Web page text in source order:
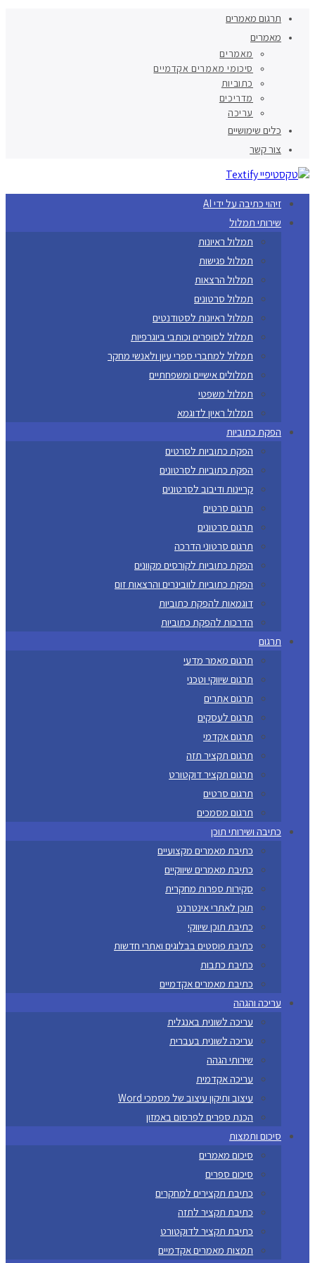
תרגום מאמרים
מאמרים
מאמרים
סיכומי מאמרים אקדמיים
כתוביות
מדריכים
עריכה
כלים שימושיים
צור קשר
זיהוי כתיבה על ידי AI
שירותי תמלול
תמלול ראיונות
תמלול פגישות
תמלול הרצאות
תמלול סרטונים
תמלול ראיונות לסטודנטים
תמלול לסופרים וכותבי ביוגרפיות
תמלול למחברי ספרי עיון ולאנשי מחקר
תמלולים אישיים ומשפחתיים
תמלול משפטי
תמלול ראיון לדוגמא
הפקת כתוביות
הפקת כתוביות לסרטים
הפקת כתוביות לסרטונים
קריינות ודיבוב לסרטונים
תרגום סרטים
תרגום סרטונים
תרגום סרטוני הדרכה
הפקת כתוביות לקורסים מקוונים
הפקת כתוביות לוובינרים והרצאות זום
דוגמאות להפקת כתוביות
הדרכות להפקת כתוביות
תרגום
תרגום מאמר מדעי
תרגום שיווקי וטכני
תרגום אתרים
תרגום לעסקים
תרגום אקדמי
תרגום תקציר תזה
תרגום תקציר דוקטורט
תרגום סרטים
תרגום מסמכים
כתיבה ושירותי תוכן
כתיבת מאמרים מקצועיים
כתיבת מאמרים שיווקיים
סקירות ספרות מחקרית
תוכן לאתרי אינטרנט
כתיבת תוכן שיווקי
כתיבת פוסטים בבלוגים ואתרי חדשות
כתיבת כתבות
כתיבת מאמרים אקדמיים
עריכה והגהה
עריכה לשונית באנגלית
עריכה לשונית בעברית
שירותי הגהה
עריכה אקדמית
עיצוב ותיקון עיצוב של מסמכי Word
הכנת ספרים לפרסום באמזון
סיכום ותמצות
סיכום מאמרים
סיכום ספרים
כתיבת תקצירים למחקרים
כתיבת תקציר לתזה
כתיבת תקציר לדוקטורט
תמצות מאמרים אקדמיים